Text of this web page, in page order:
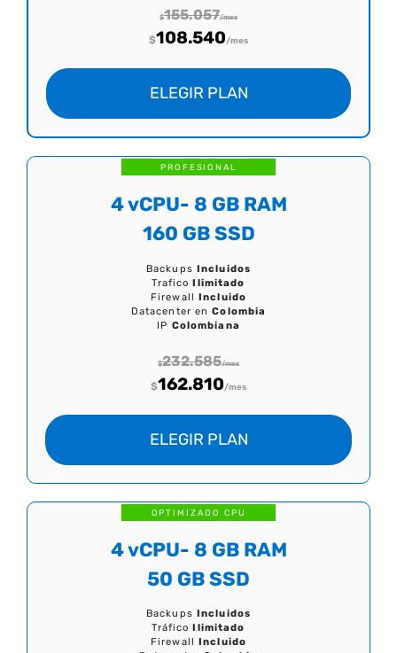
$155.057/mes
$108.540/mes
ELEGIR PLAN
PROFESIONAL
4 vCPU- 8 GB RAM
160 GB SSD
Backups Incluidos
TraficoIlimitado
FirewallIncluido
Datacenter enColombia
IP Colombiana
$232.585/mes
$162.810/mes
ELEGIR PLAN
OPTIMIZADO CPU
4 vCPU- 8 GB RAM
50 GB SSD
Backups Incluidos
Tráfico Ilimitado
Firewall Incluido